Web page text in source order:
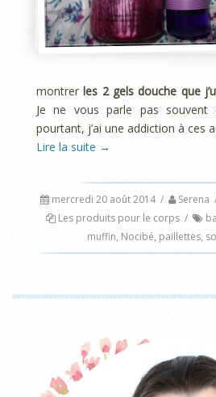
montrer les 2 gels douche que
Je ne vous parle pas
pourtant, j’ai une addiction à ces
Lire la suite →
mercredi 20 août 2014 / Serena
Les produits pour le corps /
muffin, Nocibé, paillettes,